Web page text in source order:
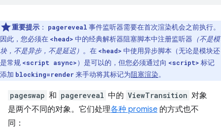
重要提示 ： pagereveal 事件监听器需要在首次渲染机会之前执行。
因此，您必须在 <head> 中的经典解析器阻塞脚本中注册监听器 （不是模
块，不是异步，不是延迟） 。在 <head> 中使用异步脚本（无论是模块还
是常规 <script async>）是可以的，但您必须通过向 <script> 标记
添加 blocking=render 来手动将其标记为阻塞渲染。
pageswap 和 pagereveal 中的 ViewTransition 对象
是两个不同的对象。它们处理各种 promise 的方式也不
同：